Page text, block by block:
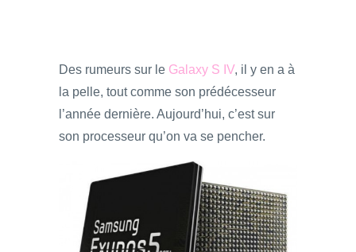
Des rumeurs sur le Galaxy S IV, il y en a à
la pelle, tout comme son prédécesseur
l’année dernière. Aujourd’hui, c’est sur
son processeur qu’on va se pencher.